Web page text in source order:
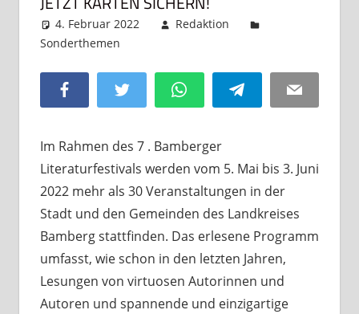
4. Februar 2022
Redaktion
Sonderthemen
Facebook Twitter WhatsAppTelegram Email
Im Rahmen des 7 . Bamberger
Literaturfestivals werden vom 5. Mai bis 3. Juni
2022 mehr als 30 Veranstaltungen in der
Stadt und den Gemeinden des Landkreises
Bamberg stattfinden. Das erlesene Programm
umfasst, wie schon in den letzten Jahren,
Lesungen von virtuosen Autorinnen und
Autoren und spannende und einzigartige